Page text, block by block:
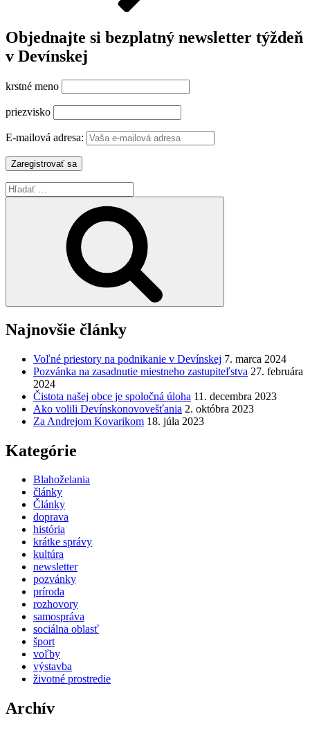
Objednajte si bezplatný newsletter týždeň
v Devínskej
krstné meno
priezvisko
E-mailová adresa:
Hľadať:
Najnovšie články
Voľné priestory na podnikanie v Devínskej 7. marca 2024
Pozvánka na zasadnutie miestneho zastupiteľstva 27. februára
2024
Čistota našej obce je spoločná úloha 11. decembra 2023
Ako volili Devínskonovovešťania 2. októbra 2023
Za Andrejom Kovarikom 18. júla 2023
Kategórie
Blahoželania
články
Články
doprava
história
krátke správy
kultúra
newsletter
pozvánky
príroda
rozhovory
samospráva
sociálna oblasť
šport
voľby
výstavba
životné prostredie
Archív